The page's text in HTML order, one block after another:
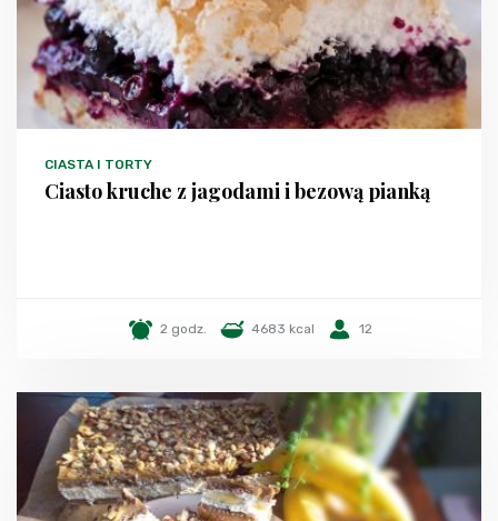
CIASTA I TORTY
Ciasto kruche z jagodami i bezową pianką
2 godz. 4683 kcal 12